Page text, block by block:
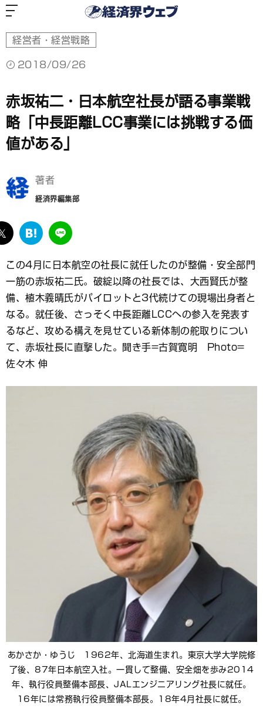
経営者・経営戦略
2018/09/26
赤坂祐二・日本航空社長が語る事業戦
略「中長距離LCC事業には挑戦する価
値がある」
著者
経済界編集部
twitter
は
な
ブ
ッ
ク
マ
ー
ク
LINE
この4月に日本航空の社長に就任したのが整備・安全部門
一筋の赤坂祐二氏。破綻以降の社長では、大西賢氏が整
備、植木義晴氏がパイロットと3代続けての現場出身者と
なる。就任後、さっそく中長距離LCCへの参入を発表す
るなど、攻める構えを見せている新体制の舵取りについ
て、赤坂社長に直撃した。聞き手=古賀寛明 Photo=
佐々木 伸
あかさか・ゆうじ 1962年、北海道生まれ。東京大学大学院修
了後、87年日本航空入社。一貫して整備、安全畑を歩み2014
年、執行役員整備本部長、JALエンジニアリング社長に就任。
16年には常務執行役員整備本部長。18年4月社長に就任。